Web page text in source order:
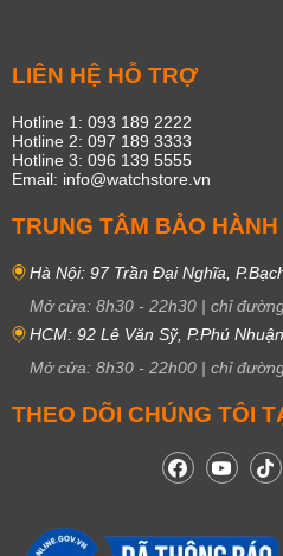
LIÊN HỆ HỖ TRỢ
Hotline 1: 093 189 2222
Hotline 2: 097 189 3333
Hotline 3: 096 139 5555
Email: info@watchstore.vn
TRUNG TÂM BẢO HÀNH
Hà Nội: 97 Trần Đại Nghĩa,
Mở cửa: 8h30 - 22h30 | chỉ
HCM: 92 Lê Văn Sỹ, P.Phú
Mở cửa: 8h30 - 22h00 | chỉ
THEO DÕI CHÚNG TÔI